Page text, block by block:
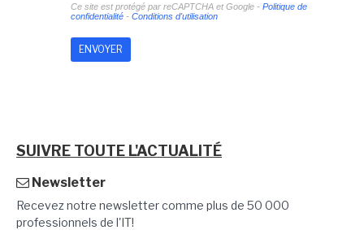
Ce site est protégé par reCAPTCHA et Google - Politique de
confidentialité- Conditions d'utilisation
SUIVRE TOUTE L'ACTUALITÉ
Newsletter
Recevez notre newsletter comme plus de 50 000
professionnels de l'IT!